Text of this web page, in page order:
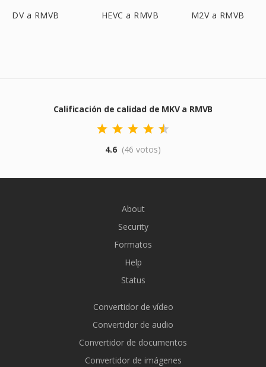
DV a RMVB HEVC a RMVB M2V a RMVB
Calificación de calidad de MKV a RMVB
4.6 (46 votos)
About
Security
Formatos
Help
Status
Convertidor de vídeo
Convertidor de audio
Convertidor de documentos
Convertidor de imágenes